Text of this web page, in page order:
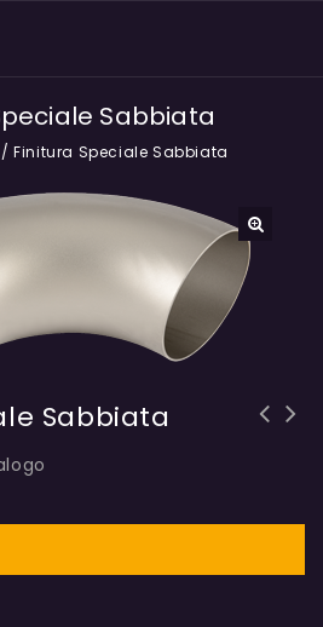
Sabbiata
/Finitura Speciale Sabbiata
🔍
Sabbiata